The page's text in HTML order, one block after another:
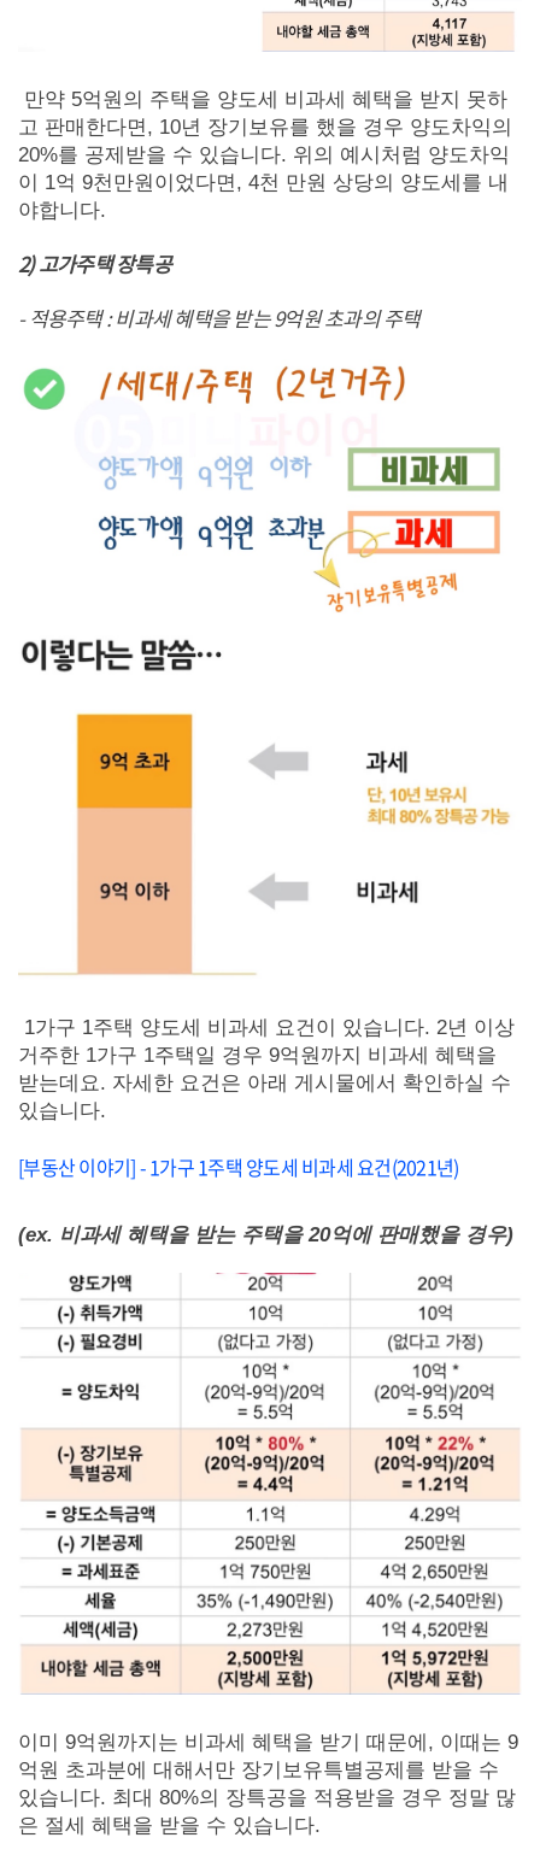
만약 5억원의 주택을 양도세 비과세 혜택을 받지 못하
고 판매한다면, 10년 장기보유를 했을 경우 양도차익의
20%를 공제받을 수 있습니다. 위의 예시처럼 양도차익
이 1억 9천만원이었다면, 4천 만원 상당의 양도세를 내
야합니다.
2) 고가주택 장특공
- 적용주택 : 비과세 혜택을 받는 9억원 초과의 주택
1가구 1주택 양도세 비과세 요건이 있습니다. 2년 이상
거주한 1가구 1주택일 경우 9억원까지 비과세 혜택을
받는데요. 자세한 요건은 아래 게시물에서 확인하실 수
있습니다.
[부동산 이야기] - 1가구 1주택 양도세 비과세 요건(2021년)
(ex. 비과세 혜택을 받는 주택을 20억에 판매했을 경우)
이미 9억원까지는 비과세 혜택을 받기 때문에, 이때는 9
억원 초과분에 대해서만 장기보유특별공제를 받을 수
있습니다. 최대 80%의 장특공을 적용받을 경우 정말 많
은 절세 혜택을 받을 수 있습니다.